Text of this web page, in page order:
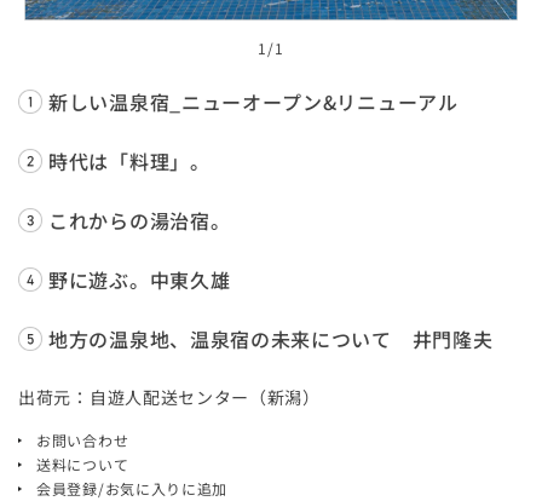
1 /1
新しい温泉宿_ニューオープン&リニューアル
時代は「料理」。
これからの湯治宿。
野に遊ぶ。中東久雄
地方の温泉地、温泉宿の未来について 井門隆夫
出荷元：自遊人配送センター（新潟）
お問い合わせ
送料について
会員登録/お気に入りに追加